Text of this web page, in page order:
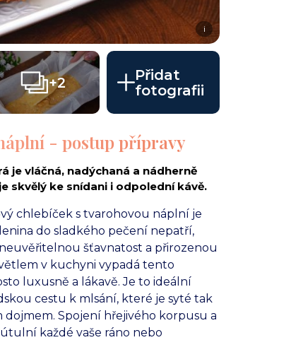
i
+2
Přidat
fotografii
- postup přípravy
je vláčná, nadýchaná a nádherně
skvělý ke snídani i odpolední kávě.
chlebíček s tvarohovou náplní je
do sladkého pečení nepatří,
šťavnatost a přirozenou
v kuchyni vypadá tento
luxusně a lákavě. Je to ideální
cestu k mlsání, které je syté tak
Spojení hřejivého korpusu a
každé vaše ráno nebo